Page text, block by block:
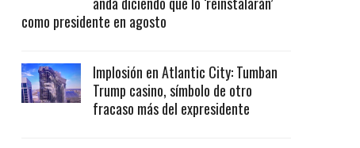
como presidente en agosto
Implosión en Atlantic City: Tumban
Trump casino, símbolo de otro
fracaso más del expresidente